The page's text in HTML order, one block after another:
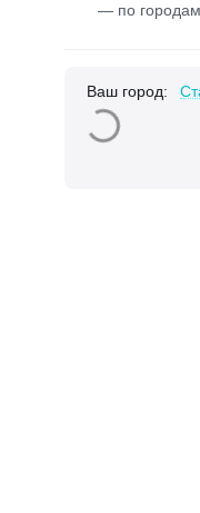
— по
Ваш город: